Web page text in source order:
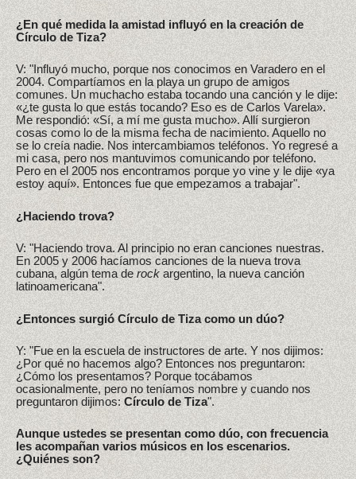
¿En qué medida la amistad influyó en la creación de
Círculo de Tiza?
V: "Influyó mucho, porque nos conocimos en Varadero en el
2004. Compartíamos en la playa un grupo de amigos
comunes. Un muchacho estaba tocando una canción y le dije:
«¿te gusta lo que estás tocando? Eso es de Carlos Varela».
Me respondió: «Sí, a mí me gusta mucho». Allí surgieron
cosas como lo de la misma fecha de nacimiento. Aquello no
se lo creía nadie. Nos intercambiamos teléfonos. Yo regresé a
mi casa, pero nos mantuvimos comunicando por teléfono.
Pero en el 2005 nos encontramos porque yo vine y le dije «ya
estoy aquí». Entonces fue que empezamos a trabajar".
¿Haciendo trova?
V: "Haciendo trova. Al principio no eran canciones nuestras.
En 2005 y 2006 hacíamos canciones de la nueva trova
cubana, algún tema derockargentino, la nueva canción
latinoamericana".
¿Entonces surgió Círculo de Tiza como un dúo?
Y: "Fue en la escuela de instructores de arte. Y nos dijimos:
¿Por qué no hacemos algo? Entonces nos preguntaron:
¿Cómo los presentamos? Porque tocábamos
ocasionalmente, pero no teníamos nombre y cuando nos
preguntaron dijimos:Círculo de Tiza".
Aunque ustedes se presentan como dúo, con frecuencia
les acompañan varios músicos en los escenarios.
¿Quiénes son?